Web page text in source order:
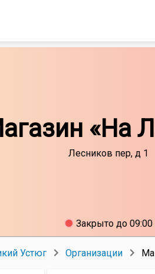
«На
Лесников пер, д 1
Закрыто до 09:00
Устюг Организации